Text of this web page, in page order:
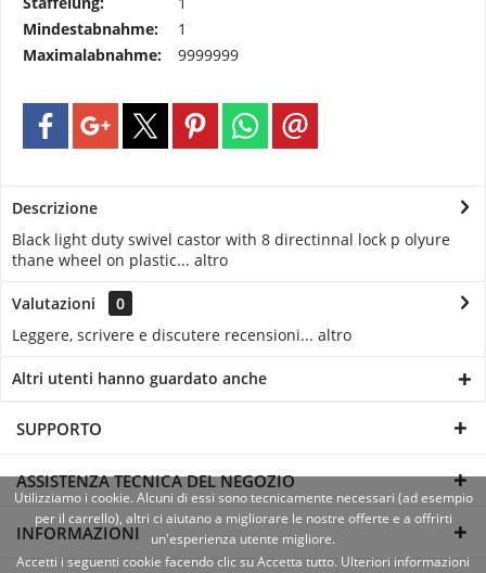
Mindestabnahme:
1
Maximalabnahme:
9999999
Descrizione
Black light duty swivel castor with 8 directinnal lock p olyure
thane wheel on plastic... altro
Valutazioni
0
Leggere, scrivere e discutere recensioni... altro
Altri utenti hanno guardato anche
SUPPORTO
ASSISTENZA TECNICA DEL NEGOZIO
INFORMAZIONI
Utilizziamo i cookie. Alcuni di essi sono tecnicamente necessari (ad esempio
per il carrello), altri ci aiutano a migliorare le nostre offerte e a offrirti
un'esperienza utente migliore.
Accetti i seguenti cookie facendo clic su Accetta tutto. Ulteriori informazioni